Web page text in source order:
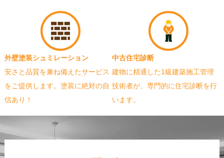
外壁塗装シュミレーション
安さと品質を兼ね備えたサービス
をご提供します。塗装に絶対の自
信あり！
中古住宅診断
建物に精通した1級建築施工管理
技術者が、専門的に住宅診断を行
います。